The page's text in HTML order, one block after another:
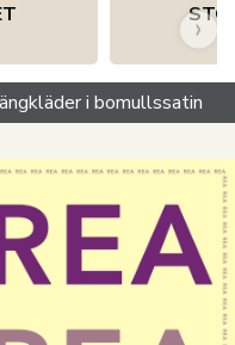
›
i bomullssatin